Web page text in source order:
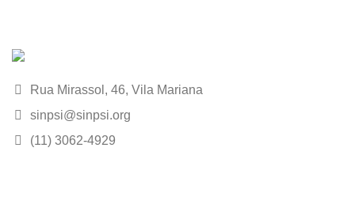
Rua Mirassol, 46, Vila Mariana
sinpsi@sinpsi.org
(11) 3062-4929